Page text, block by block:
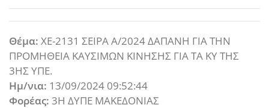
Θέμα: ΧΕ-2131 ΣΕΙΡΑ Α/2024 ΔΑΠΑΝΗ ΓΙΑ ΤΗΝ
ΠΡΟΜΗΘΕΙΑ ΚΑΥΣΙΜΩΝ ΚΙΝΗΣΗΣ ΓΙΑ ΤΑ ΚΥ ΤΗΣ
3ΗΣ ΥΠΕ.
Ημ/νια: 13/09/2024 09:52:44
Φορέας: 3Η ΔΥΠΕ ΜΑΚΕΔΟΝΙΑΣ